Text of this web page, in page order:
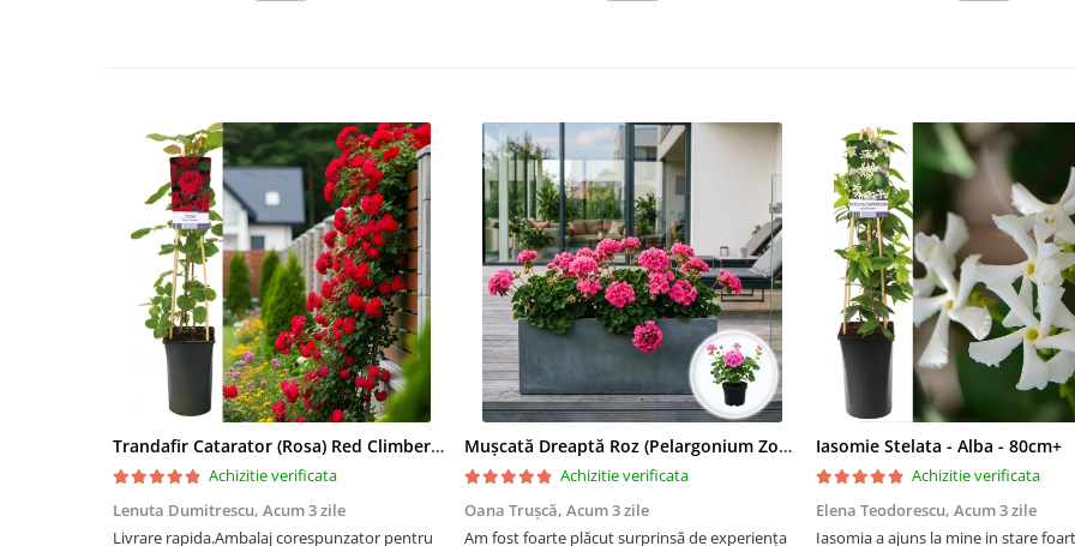
Trandafir Catarator (Rosa) Red Climber - 75cm
Achizitie verificata
Lenuta Dumitrescu, Acum 3 zile
Livrare rapida.Ambalaj corespunzator pentru
Mușcată Dreaptă Roz (Pelargonium Zonale)
Achizitie verificata
Oana Trușcă, Acum 3 zile
Am fost foarte plăcut surprinsă de experiența
Iasomie Stelata - Alba - 80cm+
Achizitie verificata
Elena Teodorescu, Acum 3 zile
Iasomia a ajuns la mine in stare